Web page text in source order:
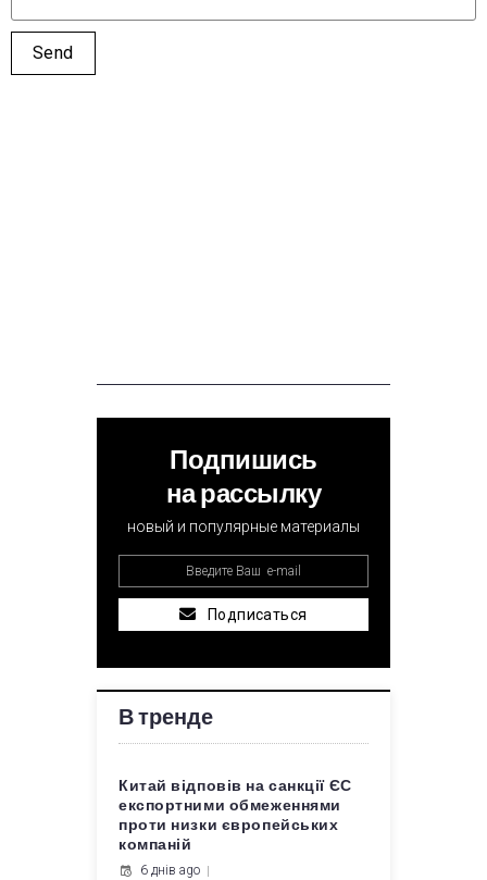
Подпишись
на рассылку
новый и популярные материалы
Подписаться
В тренде
Китай відповів на санкції ЄС
експортними обмеженнями
проти низки європейських
компаній
6 днів ago